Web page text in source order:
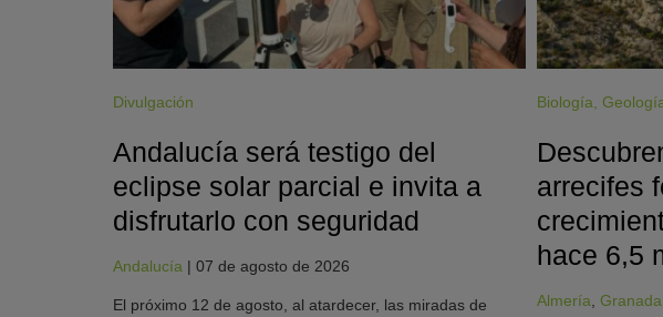
Divulgación
Andalucía será testigo del
eclipse solar parcial e invita a
disfrutarlo con seguridad
Andalucía | 07 de agosto de 2026
El próximo 12 de agosto, al atardecer, las miradas de
Biología,
arrecifes
hace 6,5
Almería,Granada